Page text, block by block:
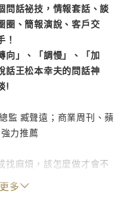
話祕技，情報套話、談
圈、簡報演說、客戶交
！
」、「調慢」、「加
話王松本幸夫的問話神
!
監 臧聲遠；商業周刊、蘋
力推薦
找麻煩，該怎麼做才會不
不耐煩到極點，團隊氣氛
多